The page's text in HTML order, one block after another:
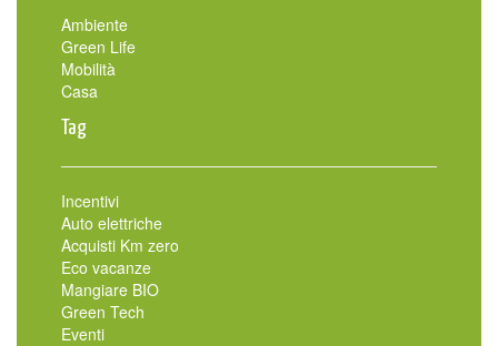
Ambiente
Green Life
Mobilità
Casa
Tag
Incentivi
Auto elettriche
Acquisti Km zero
Eco vacanze
Mangiare BIO
Green Tech
Eventi